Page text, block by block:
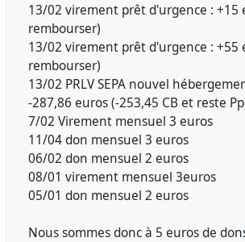
13/02 virement prêt d'urgence : +15
rembourser)
13/02 virement prêt d'urgence : +55
rembourser)
13/02 PRLV SEPA nouvel
-287,86 euros (-253,45 CB et reste
7/02 Virement mensuel 3 euros
11/04 don mensuel 3 euros
06/02 don mensuel 2 euros
08/01 virement mensuel 3euros
05/01 don mensuel 2 euros
Nous sommes donc à 5 euros de